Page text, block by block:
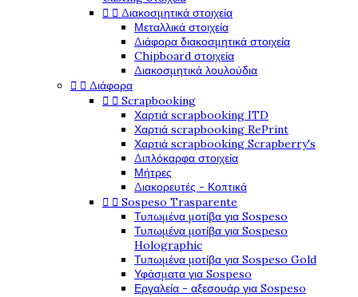
  Διακοσμητικά στοιχεία
Μεταλλικά στοιχεία
Διάφορα διακοσμητικά στοιχεία
Chipboard στοιχεία
Διακοσμητικά λουλούδια
  Διάφορα
  Scrapbooking
Χαρτιά scrapbooking ITD
Χαρτιά scrapbooking RePrint
Χαρτιά scrapbooking Scrapberry's
Διπλόκαρφα στοιχεία
Μήτρες
Διακορευτές - Κοπτικά
  Sospeso Trasparente
Τυπωμένα μοτίβα για Sospeso
Τυπωμένα μοτίβα για Sospeso
Holographic
Τυπωμένα μοτίβα για Sospeso Gold
Υφάσματα για Sospeso
Εργαλεία - αξεσουάρ για Sospeso